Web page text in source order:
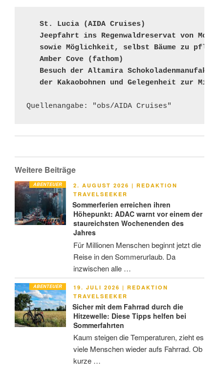
   St. Lucia (AIDA Cruises)
Jeepfahrt ins Regenwaldreservat von
sowie Möglichkeit, selbst Bäume zu
   Amber Cove (fathom)
Besuch der Altamira
der Kakaobohnen und Gelegenheit zur
Quellenangabe: "obs/AIDA Cruises"
Weitere Beiträge
ABENTEUER
VERÖFFENTLICHT
AM
2. AUGUST 2026 | REDAKTION
TRAVELSEEKER
Sommerferien erreichen ihren
Höhepunkt: ADAC warnt vor einem der
staureichsten Wochenenden des
Jahres
Für Millionen Menschen beginnt jetzt die
Reise in den Sommerurlaub. Da
inzwischen alle …
ABENTEUER
VERÖFFENTLICHT
AM
19. JULI 2026 | REDAKTION
TRAVELSEEKER
Sicher mit dem Fahrrad durch die
Hitzewelle: Diese Tipps helfen bei
Sommerfahrten
Kaum steigen die Temperaturen, zieht es
viele Menschen wieder aufs Fahrrad. Ob
kurze …